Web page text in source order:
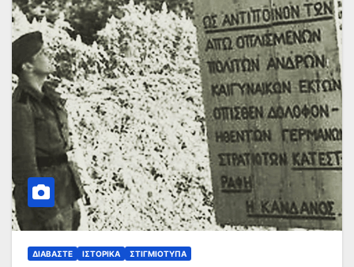
ΔΙΑΒΆΣΤΕ ΙΣΤΟΡΙΚΆ ΣΤΙΓΜΙΌΤΥΠΑ